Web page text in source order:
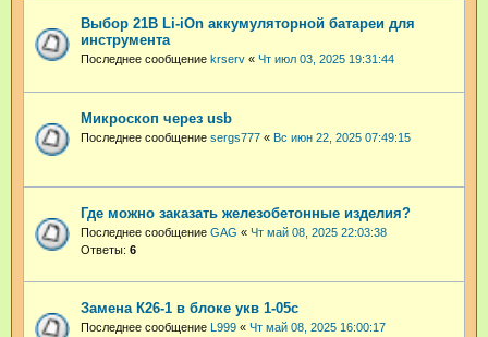
Выбор 21В Li-iOn aккумуляторной батареи для
инструмента
Последнее сообщение krserv « Чт июл 03, 2025 19:31:44
Микроскоп через usb
Последнее сообщение sergs777 « Вс июн 22, 2025 07:49:15
Где можно заказать железобетонные изделия?
Последнее сообщение GAG « Чт май 08, 2025 22:03:38
Ответы: 6
Замена К26-1 в блоке укв 1-05с
Последнее сообщение L999 « Чт май 08, 2025 16:00:17